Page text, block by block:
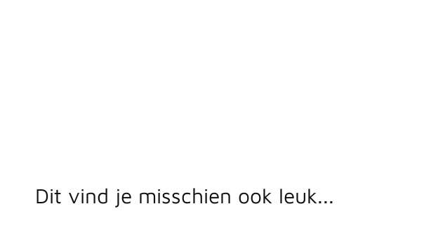
Dit vind je misschien ook leuk...